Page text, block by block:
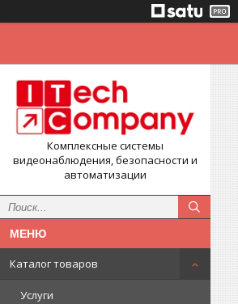
Комплексные системы
видеонаблюдения, безопасности и
автоматизации
Каталог товаров
Услуги